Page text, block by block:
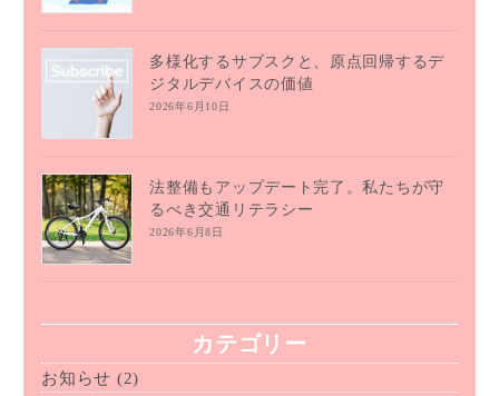
多様化するサブスクと、原点回帰するデ
ジタルデバイスの価値
2026年6月10日
法整備もアップデート完了。私たちが守
るべき交通リテラシー
2026年6月8日
カテゴリー
お知らせ (2)